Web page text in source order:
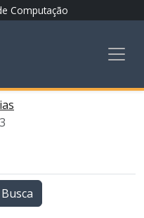
Computação
Busca